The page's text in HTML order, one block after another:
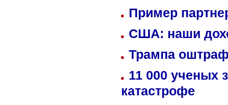
Пример
США: наши
Трампа
11 000 ученых
катастрофе